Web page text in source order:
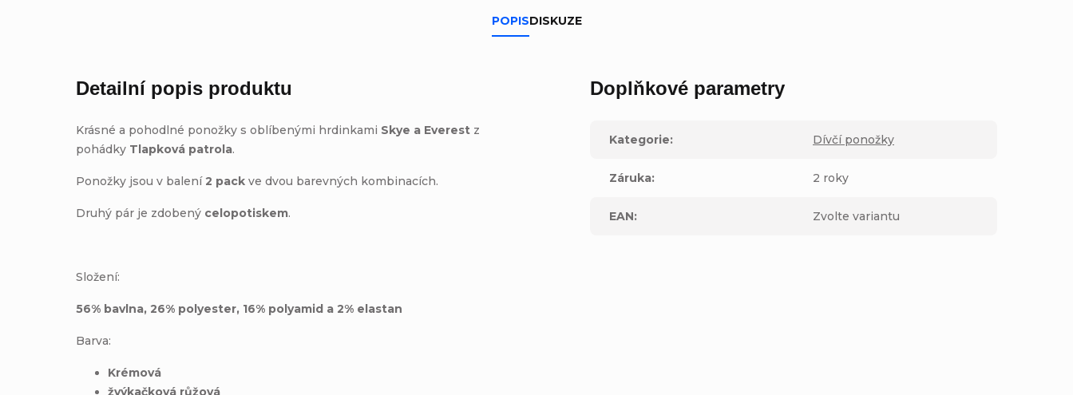
POPISDISKUZE
Detailní popis produktu
Krásné a pohodlné ponožky s oblíbenými hrdinkami Skye a Everest z
pohádky Tlapková patrola.
Ponožky jsou v balení2 pack ve dvou barevných kombinacích.
Druhý pár je zdobený celopotiskem.
Složení:
56% bavlna, 26% polyester, 16% polyamid a 2% elastan
Barva:
Krémová
žvýkačková růžová
Doplňkové parametry
Kategorie: Dívčí ponožky
Záruka: 2 roky
EAN: Zvolte variantu